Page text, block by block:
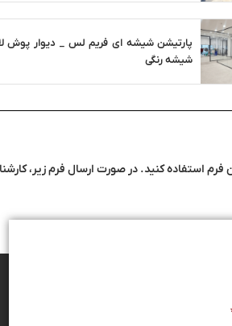
پارتیشن شیشه ای فریم لس _ دیوار پوش
شیشه رنگی
استفاده کنید. در صورت ارسال فرم زیر،